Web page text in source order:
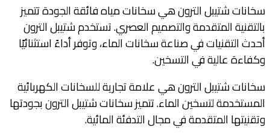
سخانات شتيبل الترون هي سخانات مياه فائقة الجودة تتميز
بالتقنية المتقدمة والتصميم العصري. تستخدم شتيبل الترون
أحدث التقنيات في صناعة سخانات الماء، وتوفر أداءً استثنائيًا
وكفاءة عالية في التسخين.
سخانات شتيبل الترون هي علامة تجارية للسخانات الكهربائية
المستخدمة لتسخين الماء. تتميز سخانات شتيبل الترون بجودتها
وتقنيتها المتقدمة في مجال التدفئة المائية.